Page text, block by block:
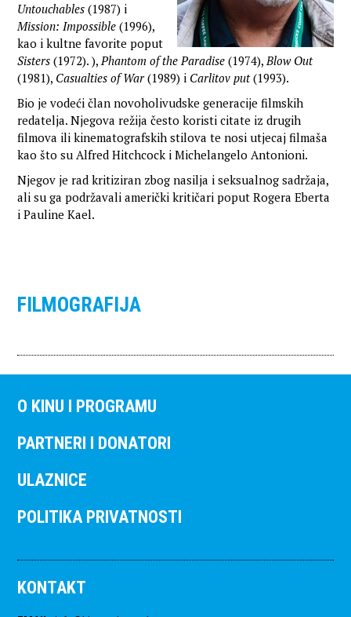
Untouchables (1987) i
Mission: Impossible (1996),
kao i kultne favorite poput
Sisters (1972). ),Phantom of the Paradise (1974),Blow Out
(1981), Casualties of War(1989) i Carlitov put(1993).
Bio je vodeći član novoholivudske generacije filmskih
redatelja. Njegova režija često koristi citate iz drugih
filmova ili kinematografskih stilova te nosi utjecaj filmaša
kao što su Alfred Hitchcock i Michelangelo Antonioni.
Njegov je rad kritiziran zbog nasilja i seksualnog sadržaja,
ali su ga podržavali američki kritičari poput Rogera Eberta
i Pauline Kael.
FILMOGRAFIJA
O KINU I PROGRAMU
PARTNERI I DONATORI
ULAZNICE
POLITIKA PRIVATNOSTI
KONTAKT